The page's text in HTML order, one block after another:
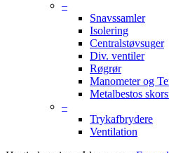
–
Snavssamler
Isolering
Centralstøvsuger
Div. ventiler
Røgrør
Manometer og
Metalbestos
–
Trykafbrydere
Ventilation